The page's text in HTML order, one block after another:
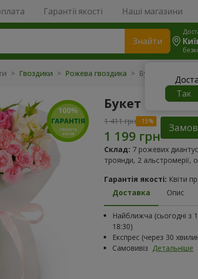
Гарантії якості Наші магазини
Знайти
Так
> Гвоздики > Рожева гвоздика > Букет "Рожевий
Букет
1 411 грн
Склад: 7 рожевих
троянди, 2 альстромерії,
Гарантія якості: Квіти
Доставка
Опис
Найближча (сьогодні з
18:30)
Експрес (через 30
Самовивіз Детальніше